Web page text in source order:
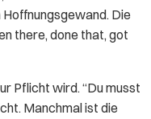
Hoffnungsgewand. Die
there, done that, got
Pflicht wird. “Du musst
Manchmal ist die